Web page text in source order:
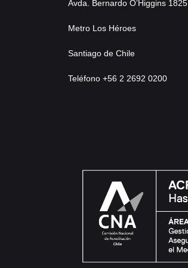
Avda. Bernardo O’Higgins 1825
Metro Los Héroes
Santiago de Chile
Teléfono +56 2 2692 0200